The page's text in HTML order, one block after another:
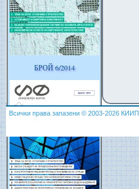
БРОЙ 6/2014
Всички права запазени © 2003-2026 КИИП